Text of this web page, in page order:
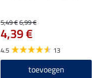
5,49 €6,99 €
4,39 €
4.5 13
toevoegen